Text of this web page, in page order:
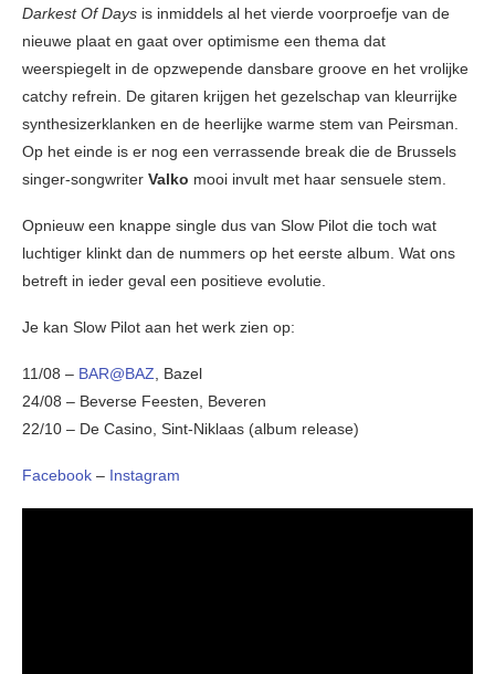
Darkest Of Days is inmiddels al het vierde voorproefje van de
nieuwe plaat en gaat over optimisme een thema dat
weerspiegelt in de opzwepende dansbare groove en het vrolijke
catchy refrein. De gitaren krijgen het gezelschap van kleurrijke
synthesizerklanken en de heerlijke warme stem van Peirsman.
Op het einde is er nog een verrassende break die de Brussels
singer-songwriter Valko mooi invult met haar sensuele stem.
Opnieuw een knappe single dus van Slow Pilot die toch wat
luchtiger klinkt dan de nummers op het eerste album. Wat ons
betreft in ieder geval een positieve evolutie.
Je kan Slow Pilot aan het werk zien op:
11/08 – BAR@BAZ, Bazel
24/08 – Beverse Feesten, Beveren
22/10 – De Casino, Sint-Niklaas (album release)
Facebook – Instagram